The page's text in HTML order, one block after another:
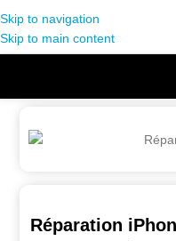
Skip to navigation
Skip to main content
Réparation